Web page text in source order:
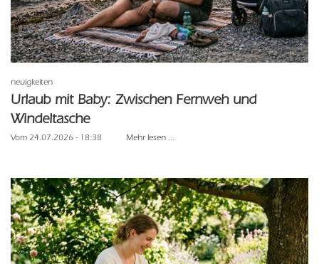
neuigkeiten
Urlaub mit Baby: Zwischen Fernweh und
Windeltasche
Vom 24.07.2026 - 18:38 Mehr lesen ...